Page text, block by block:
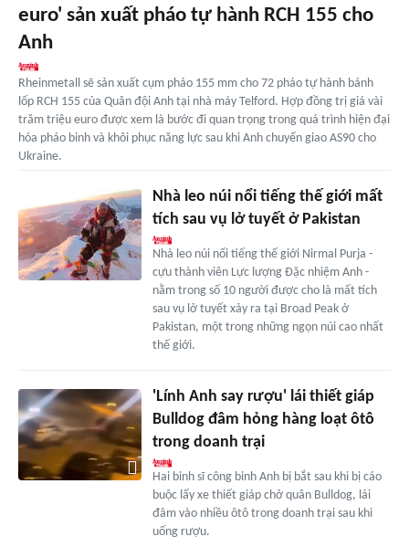
euro' sản xuất pháo tự hành RCH 155 cho
Anh
Rheinmetall sẽ sản xuất cụm pháo 155 mm cho 72 pháo tự hành bánh
lốp RCH 155 của Quân đội Anh tại nhà máy Telford. Hợp đồng trị giá vài
trăm triệu euro được xem là bước đi quan trọng trong quá trình hiện đại
hóa pháo binh và khôi phục năng lực sau khi Anh chuyển giao AS90 cho
Ukraine.
Nhà leo núi nổi tiếng thế giới mất
tích sau vụ lở tuyết ở Pakistan
Nhà leo núi nổi tiếng thế giới Nirmal Purja -
cựu thành viên Lực lượng Đặc nhiệm Anh -
nằm trong số 10 người được cho là mất tích
sau vụ lở tuyết xảy ra tại Broad Peak ở
Pakistan, một trong những ngọn núi cao nhất
thế giới.
'Lính Anh say rượu' lái thiết giáp
Bulldog đâm hỏng hàng loạt ôtô
trong doanh trại
Hai binh sĩ công binh Anh bị bắt sau khi bị cáo
buộc lấy xe thiết giáp chở quân Bulldog, lái
đâm vào nhiều ôtô trong doanh trại sau khi
uống rượu.